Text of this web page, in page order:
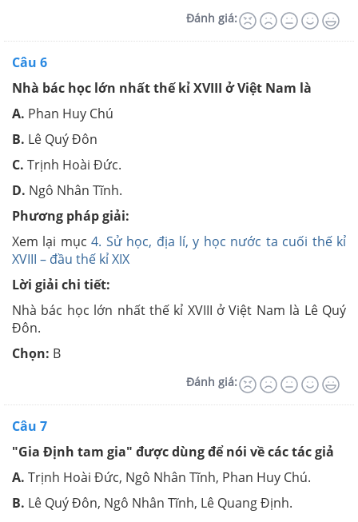
Đánh giá:
Câu 6
Nhà bác học lớn nhất thế kỉ XVIII ở Việt Nam là
A. Phan Huy Chú
B. Lê Quý Đôn
C. Trịnh Hoài Đức.
D. Ngô Nhân Tĩnh.
Phương pháp giải:
Xem lại mục4. Sử học, địa lí, y học nước ta cuối thế kỉ
XVIII – đầu thế kỉ XIX
Lời giải chi tiết:
Nhà bác học lớn nhất thế kỉ XVIII ở Việt Nam là Lê Quý
Đôn.
Chọn: B
Đánh giá:
Câu 7
"Gia Định tam gia" được dùng để nói về các tác giả
A. Trịnh Hoài Đức, Ngô Nhân Tĩnh, Phan Huy Chú.
B. Lê Quý Đôn, Ngô Nhân Tĩnh, Lê Quang Định.